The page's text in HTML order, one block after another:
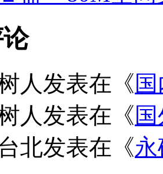
人发表在《
人发表在《
北发表在《